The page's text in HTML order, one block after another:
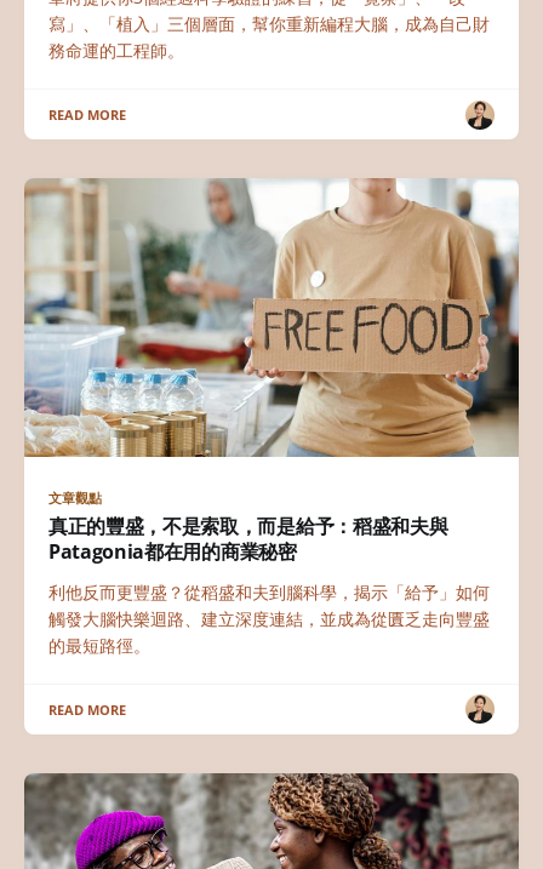
寫」、「植入」三個層面，幫你重新編程大腦，成為自己財
務命運的工程師。
READ MORE
文章觀點
真正的豐盛，不是索取，而是給予：稻盛和夫與
Patagonia都在用的商業秘密
利他反而更豐盛？從稻盛和夫到腦科學，揭示「給予」如何
觸發大腦快樂迴路、建立深度連結，並成為從匱乏走向豐盛
的最短路徑。
READ MORE